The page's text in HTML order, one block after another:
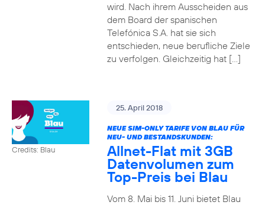
wird. Nach ihrem Ausscheiden aus
dem Board der spanischen
Telefónica S.A. hat sie sich
entschieden, neue berufliche Ziele
zu verfolgen. Gleichzeitig hat […]
Credits: Blau
25. April 2018
NEUE SIM-ONLY TARIFE VON BLAU FÜR
NEU- UND BESTANDSKUNDEN:
Allnet-Flat mit 3GB
Datenvolumen zum
Top-Preis bei Blau
Vom 8. Mai bis 11. Juni bietet Blau